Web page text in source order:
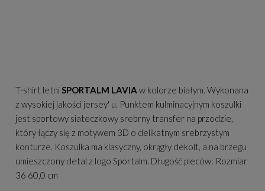
T-shirt letniSPORTALM LAVIA w kolorze białym. Wykonana
z wysokiej jakości jersey' u. Punktem kulminacyjnym koszulki
jest sportowy siateczkowy srebrny transfer na przodzie,
który łączy się z motywem 3D o delikatnym srebrzystym
konturze. Koszulka ma klasyczny, okrągły dekolt, a na brzegu
umieszczony detal z logo Sportalm. Długość pleców: Rozmiar
36 60,0 cm